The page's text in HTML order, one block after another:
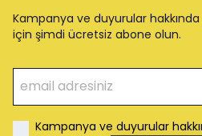
Kampanya ve duyurular
için şimdi ücretsiz abone olun.
Kampanya ve duyurular